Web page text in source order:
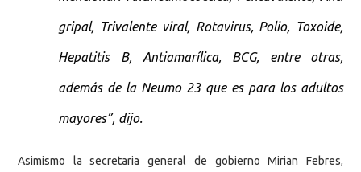
gripal, Trivalente viral, Rotavirus, Polio, Toxoide,
Hepatitis B, Antiamarílica, BCG, entre otras,
además de la Neumo 23 que es para los adultos
mayores”, dijo.
Asimismo la secretaria general de gobierno Mirian Febres,